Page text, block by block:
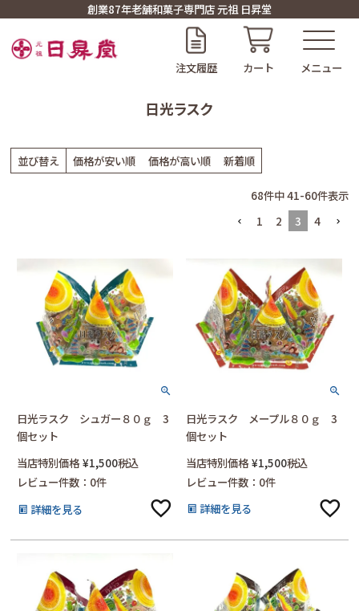
創業87年老舗和菓子専門店 元祖 日昇堂
注文履歴 カート
日光ラスク
並び替え 価格が安い順 価格が高い順 新着順
68件中41-60件表示
1
2 3 4
日光ラスク シュガー８０ｇ 3
個セット
当店特別価格 ¥1,500税込
レビュー件数：0件
詳細を見る
日光ラスク メープル８０ｇ 3
個セット
当店特別価格 ¥1,500税込
レビュー件数：0件
詳細を見る